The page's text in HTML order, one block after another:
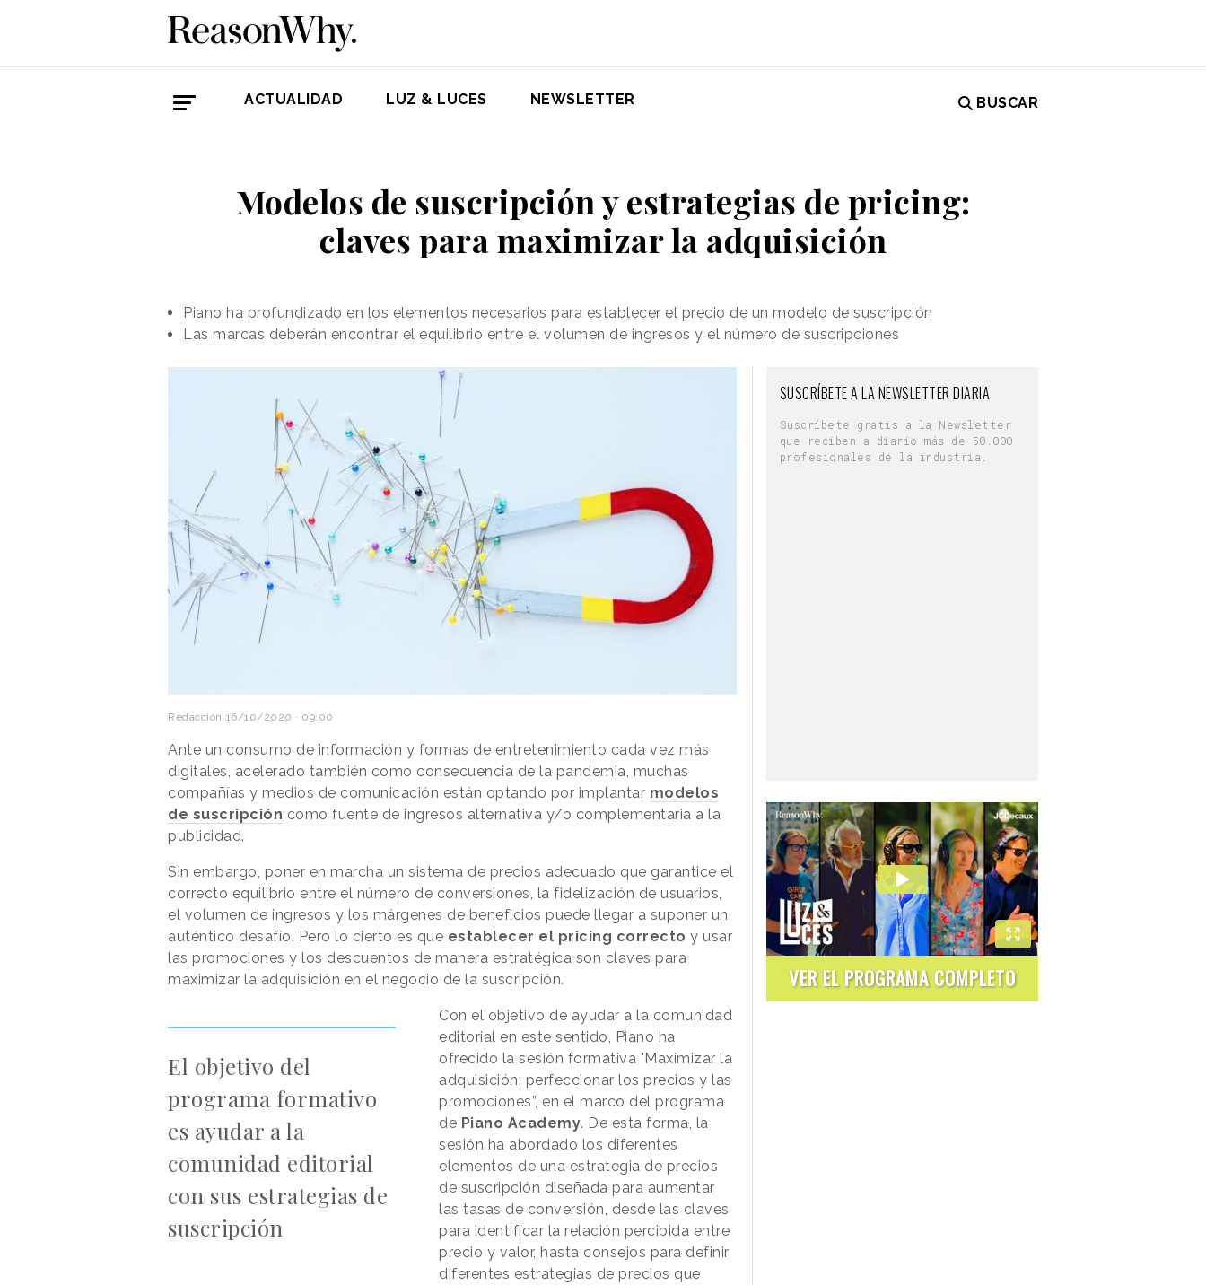
ACTUALIDAD LUZ & LUCES NEWSLETTER BUSCAR
Modelos de suscripción y estrategias de pricing:
claves para maximizar la adquisición
Piano ha profundizado en los elementos necesarios para establecer el precio de un modelo de suscripción
Las marcas deberán encontrar el equilibrio entre el volumen de ingresos y el número de suscripciones
Redacción 16/10/2020 · 09:00
Ante un consumo de información y formas de entretenimiento cada vez más
digitales, acelerado también como consecuencia de la pandemia, muchas
compañías y medios de comunicación están optando por implantar modelos
de suscripción como fuente de ingresos alternativa y/o complementaria a la
publicidad.
Sin embargo, poner en marcha un sistema de precios adecuado que garantice el
correcto equilibrio entre el número de conversiones, la fidelización de usuarios,
el volumen de ingresos y los márgenes de beneficios puede llegar a suponer un
auténtico desafío. Pero lo cierto es que establecer el pricing correcto y usar
las promociones y los descuentos de manera estratégica son claves para
maximizar la adquisición en el negocio de la suscripción.
El objetivo del
programa formativo
es ayudar a la
comunidad editorial
con sus estrategias de
suscripción
Con el objetivo de ayudar a la comunidad
editorial en este sentido, Piano ha
ofrecido la sesión formativa "Maximizar la
adquisición: perfeccionar los precios y las
promociones”, en el marco del programa
de Piano Academy. De esta forma, la
sesión ha abordado los diferentes
elementos de una estrategia de precios
de suscripción diseñada para aumentar
las tasas de conversión, desde las claves
para identificar la relación percibida entre
precio y valor, hasta consejos para definir
diferentes estrategias de precios que
SUSCRÍBETE A LA NEWSLETTER DIARIA
Suscríbete gratis a la Newsletter
que reciben a diario más de 50.000
profesionales de la industria.
VER EL PROGRAMA COMPLETO